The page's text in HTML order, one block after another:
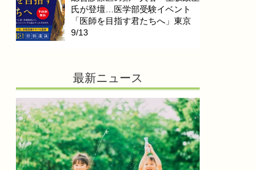
氏が登壇…医学部受験イベント
「医師を目指す君たちへ」東京
9/13
最新ニュース